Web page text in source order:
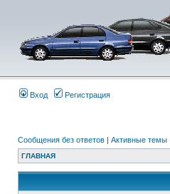
Вход Регистрация
Сообщения без ответов | Активные темы
ГЛАВНАЯ